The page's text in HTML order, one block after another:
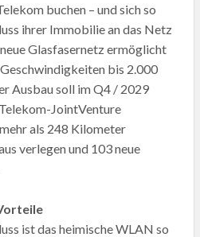
buchen – und sich so
ihrer Immobilie an das Netz
Glasfasernetz ermöglicht
bis 2.000
Ausbau soll im Q4 / 2029
JointVenture
als 248 Kilometer
verlegen und 103 neue
ist das heimische WLAN so